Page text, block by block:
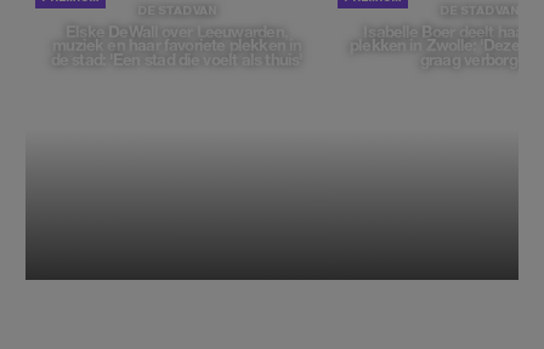
DE STAD VAN
Elske DeWall over Leeuwarden,
muziek en haar favoriete plekken in
de stad: 'Een stad die voelt als thuis'
DE STAD VAN
Isabelle Boer deelt haar
plekken in Zwolle: 'Deze
graag verborgen'